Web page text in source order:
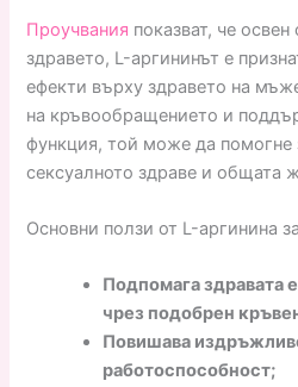
Проучвания показват, че
здравето, L-аргининът е
ефекти върху здравето на
на кръвообращението и
функция, той може да помогне
сексуалното здраве и общата
Основни ползи от L-аргинина
Подпомага здравата
чрез подобрен
Повишава
работоспособност;